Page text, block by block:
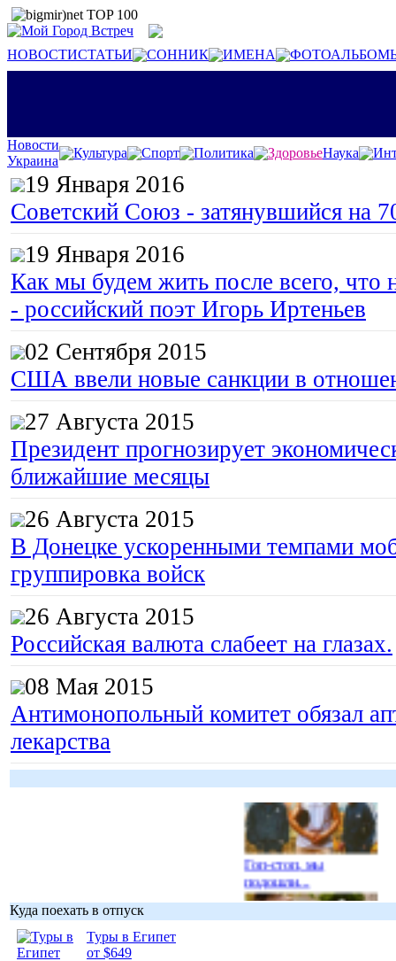
НОВОСТИСТАТЬИ СОННИК ИМЕНА
Новости
Украина
Культура Спорт Политика ЗдоровьеНаука
19 Января 2016
Советский Союз - затянувшийся на
19 Января 2016
Как мы будем жить после всего, что
- российский поэт Игорь Иртеньев
02 Сентября 2015
США ввели новые санкции в
27 Августа 2015
Президент прогнозирует
ближайшие месяцы
26 Августа 2015
В Донецке ускоренными темпами
группировка войск
26 Августа 2015
Российская валюта слабеет на глазах.
08 Мая 2015
Антимонопольный комитет обязал
лекарства
Гоп-стоп, мы
подошли...
Куда поехать в отпуск
Туры в Египет
от $649